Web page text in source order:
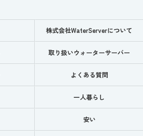
株式会社WaterServerについて
取り扱いウォーターサーバー
よくある質問
一人暮らし
安い